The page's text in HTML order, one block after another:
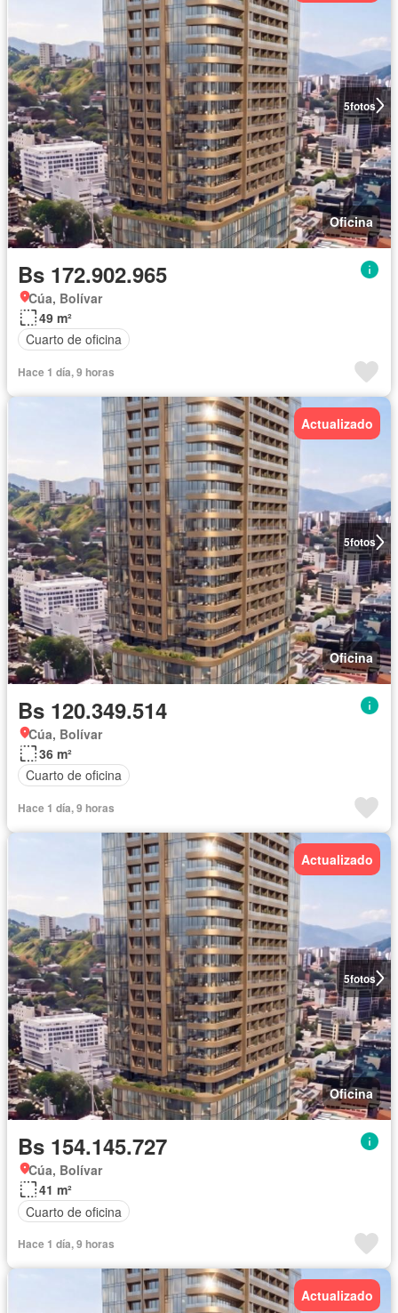
5fotos
Oficina
Bs 172.902.965
Cúa, Bolívar
49 m²
Cuarto de oficina
Hace 1 día, 9 horas
5fotos
Actualizado
Oficina
Bs 120.349.514
Cúa, Bolívar
36 m²
Cuarto de oficina
Hace 1 día, 9 horas
5fotos
Actualizado
Oficina
Bs 154.145.727
Cúa, Bolívar
41 m²
Cuarto de oficina
Hace 1 día, 9 horas
Actualizado